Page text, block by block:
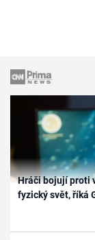
Hráči bojují proti
fyzický svět, říká